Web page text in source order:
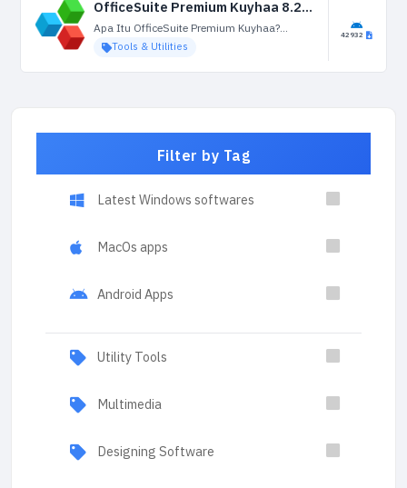
OfficeSuite Premium Kuyhaa 8.20.54129 Terbaru Versi
Apa Itu OfficeSuite Premium Kuyhaa?
OfficeSuite Premium Kuyhaa adalah alat
yang ampuh untuk produktivitas dokumen
maksimum di semua perangkat Anda.
Tools & Utilities
42932
Filter by Tag
Latest Windows softwares
MacOs apps
Android Apps
Utility Tools
Multimedia
Designing Software